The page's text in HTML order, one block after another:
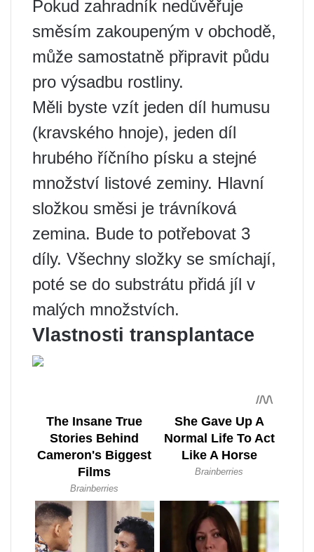
Pokud zahradník nedůvěřuje
směsím zakoupeným v obchodě,
může samostatně připravit půdu
pro výsadbu rostliny.
Měli byste vzít jeden díl humusu
(kravského hnoje), jeden díl
hrubého říčního písku a stejné
množství listové zeminy. Hlavní
složkou směsi je trávníková
zemina. Bude to potřebovat 3
díly. Všechny složky se smíchají,
poté se do substrátu přidá jíl v
malých množstvích.
Vlastnosti transplantace